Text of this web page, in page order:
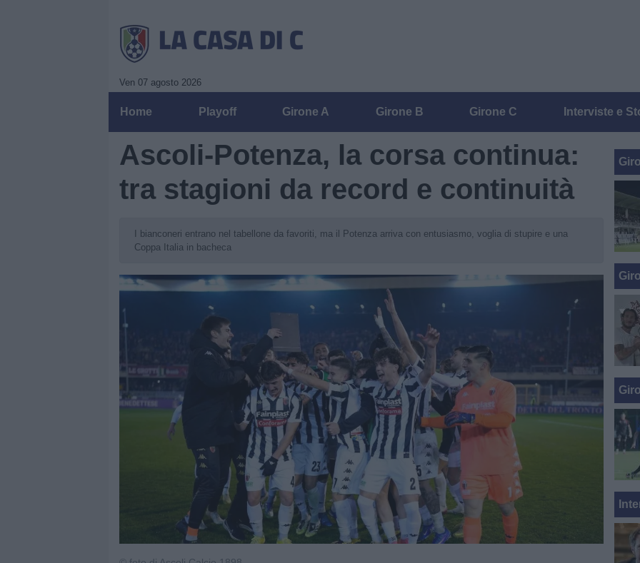
Ven 07 agosto 2026
Home Playoff Girone A Girone B Girone C Interviste e
Ascoli-Potenza, la corsa continua:
tra stagioni da record e continuità
I bianconeri entrano nel tabellone da favoriti, ma il Potenza arriva con entusiasmo, voglia di stupire e una
Coppa Italia in bacheca